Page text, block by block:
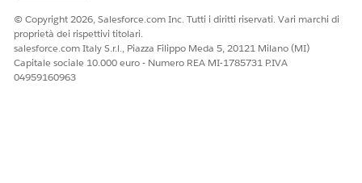
Sì
© Copyright 2026, Salesforce.com Inc. Tutti i diritti riservati. Vari marchi di
proprietà dei rispettivi titolari.
salesforce.com Italy S.r.l., Piazza Filippo Meda 5, 20121 Milano (MI)
Capitale sociale 10.000 euro - Numero REA MI-1785731 P.IVA
04959160963